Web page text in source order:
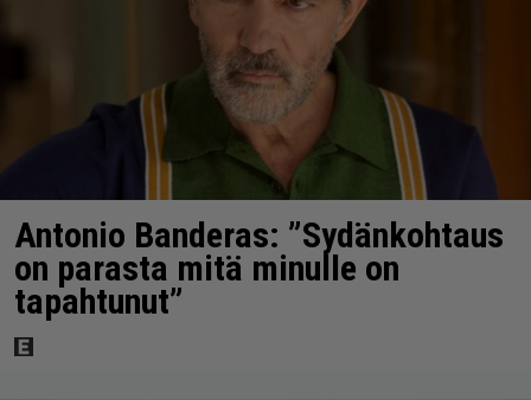
Antonio Banderas: ”Sydänkohtaus
on parasta mitä minulle on
tapahtunut”